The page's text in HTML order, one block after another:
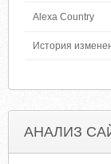
Alexa Country
История
АНАЛИЗ